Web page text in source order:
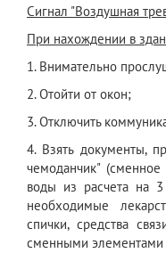
Сигнал "Воздушная
При нахождении в
1. Внимательно
2. Отойти от окон;
3. Отключить
4. Взять документы,
чемоданчик" (сменное
воды из расчета на
необходимые
спички, средства
сменными элементами